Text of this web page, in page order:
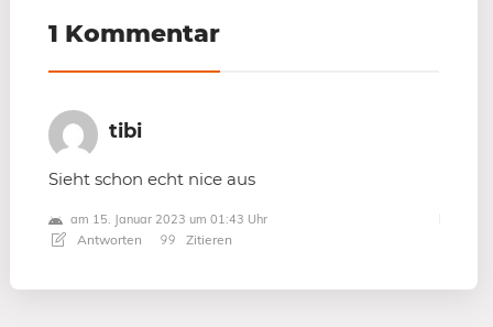
1 Kommentar
tibi
Sieht schon echt nice aus
am 15. Januar 2023 um 01:43 Uhr
Antworten Zitieren